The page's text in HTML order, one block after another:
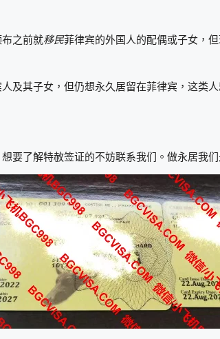
之前就移民菲律宾的外国人的配偶或子女，
及其子女，但仍想永久居留在菲律宾，这类人
要了解特赦签证的不妨联系我们。做永居我